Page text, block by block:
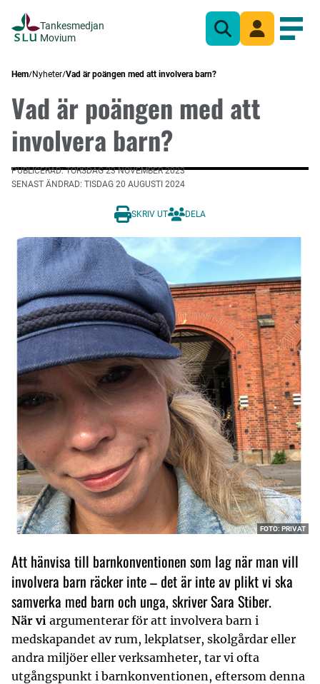
Tankesmedjan
Movium
Sök Mina sidor
Hem Nyheter Vad är poängen med att involvera barn?
Vad är poängen med att
involvera barn?
PUBLICERAD: TORSDAG 23 NOVEMBER 2023
SENAST ÄNDRAD: TISDAG 20 AUGUSTI 2024
SKRIV UT DELA
FOTO: PRIVAT
Att hänvisa till barnkonventionen som lag när man vill
involvera barn räcker inte – det är inte av plikt vi ska
samverka med barn och unga, skriver Sara Stiber.
När vi argumenterar för att involvera barn i
medskapandet av rum, lekplatser, skolgårdar eller
andra miljöer eller verksamheter, tar vi ofta
utgångspunkt i barnkonventionen, eftersom denna